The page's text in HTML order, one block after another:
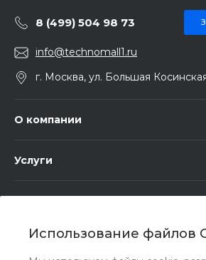
Использование файлов
8 (499) 504 98 73
info@technomall1.ru
г. Москва, ул. Большая
О компании
Услуги